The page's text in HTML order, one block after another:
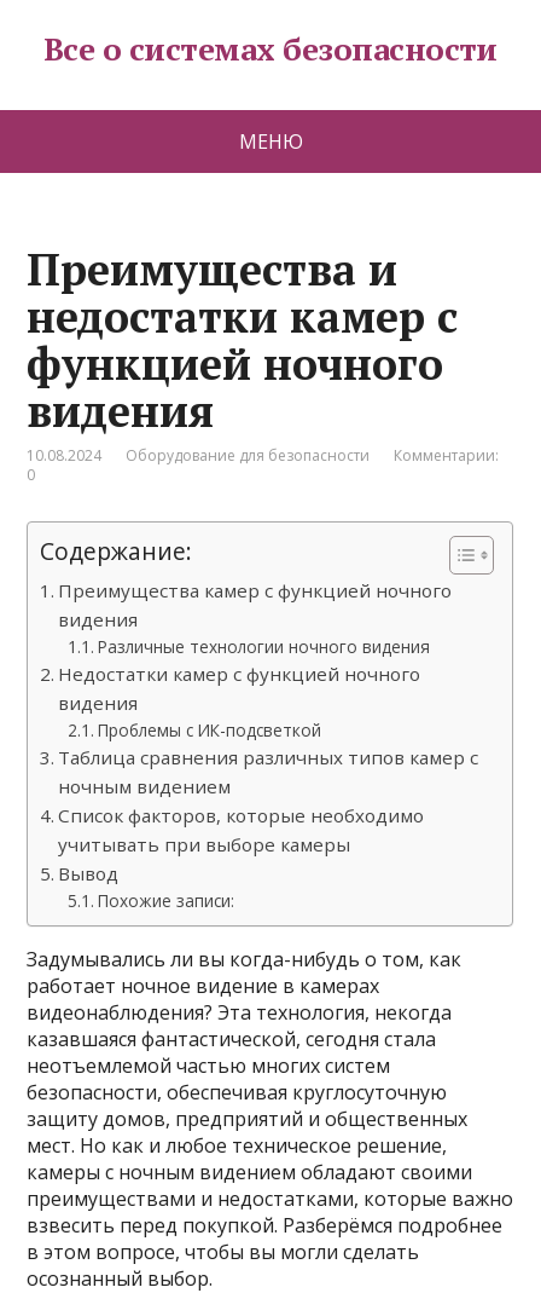
Все о системах безопасности
МЕНЮ
Преимущества и
недостатки камер с
функцией ночного
видения
10.08.2024 Оборудование для безопасности
Комментарии:
0
Содержание:
Преимущества камер с функцией ночного
видения
Различные технологии ночного видения
Недостатки камер с функцией ночного
видения
Проблемы с ИК-подсветкой
Таблица сравнения различных типов камер с
ночным видением
Список факторов, которые необходимо
учитывать при выборе камеры
Вывод
Похожие записи:
Задумывались ли вы когда-нибудь о том, как
работает ночное видение в камерах
видеонаблюдения? Эта технология, некогда
казавшаяся фантастической, сегодня стала
неотъемлемой частью многих систем
безопасности, обеспечивая круглосуточную
защиту домов, предприятий и общественных
мест. Но как и любое техническое решение,
камеры с ночным видением обладают своими
преимуществами и недостатками, которые важно
взвесить перед покупкой. Разберёмся подробнее
в этом вопросе, чтобы вы могли сделать
осознанный выбор.